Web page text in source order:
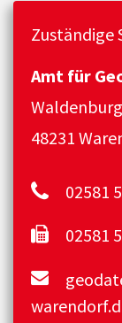
Zuständige
Amt für
48231
02581
02581